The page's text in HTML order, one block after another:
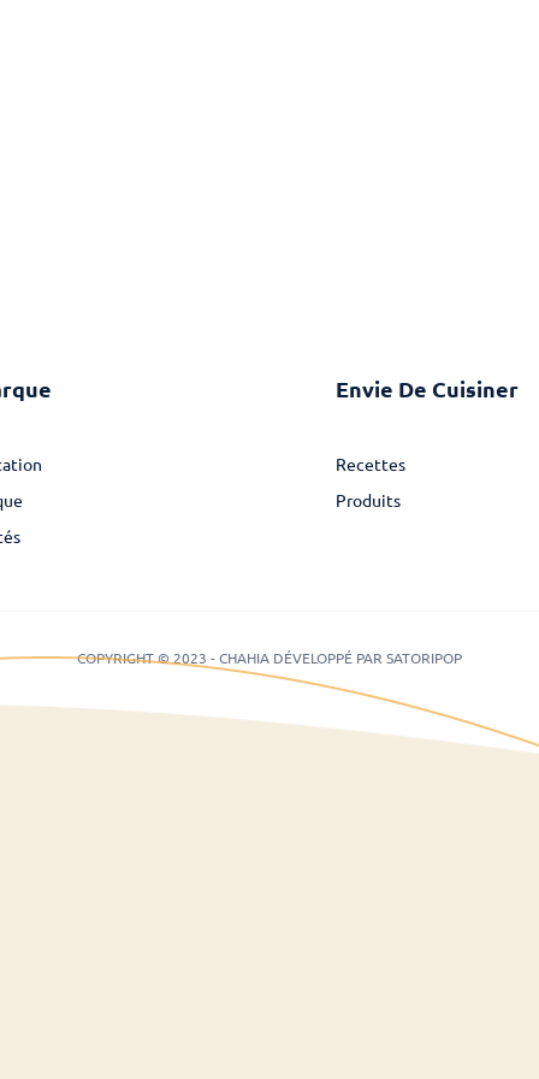
Envie De Cuisiner
Recettes
Produits
COPYRIGHT © 2023 - CHAHIA DÉVELOPPÉ PAR SATORIPOP